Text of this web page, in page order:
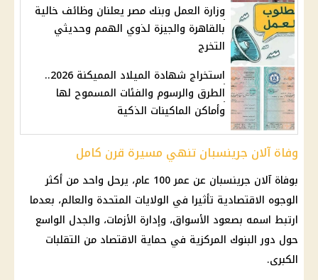
وزارة العمل وبنك مصر يعلنان وظائف خالية
بالقاهرة والجيزة لذوي الهمم وحديثي
التخرج
استخراج شهادة الميلاد المميكنة 2026..
الطرق والرسوم والفئات المسموح لها
وأماكن الماكينات الذكية
وفاة آلان جرينسبان تنهي مسيرة قرن كامل
بوفاة آلان جرينسبان عن عمر 100 عام، يرحل واحد من أكثر
الوجوه الاقتصادية تأثيرا في الولايات المتحدة والعالم، بعدما
ارتبط اسمه بصعود الأسواق، وإدارة الأزمات، والجدل الواسع
حول دورالبنوك المركزية في حماية الاقتصاد من التقلبات
الكبرى.